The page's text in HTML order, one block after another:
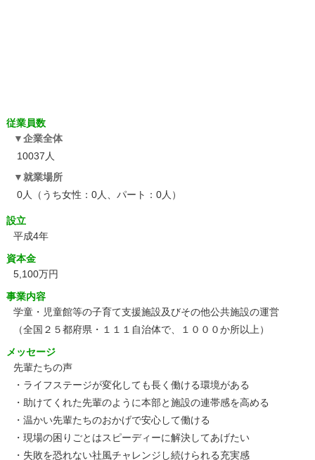
従業員数
企業全体
10037人
就業場所
0人（うち女性：0人、パート：0人）
設立
平成4年
資本金
5,100万円
事業内容
学童・児童館等の子育て支援施設及びその他公共施設の運営
（全国２５都府県・１１１自治体で、１０００か所以上）
メッセージ
先輩たちの声
・ライフステージが変化しても長く働ける環境がある
・助けてくれた先輩のように本部と施設の連帯感を高める
・温かい先輩たちのおかげで安心して働ける
・現場の困りごとはスピーディーに解決してあげたい
・失敗を恐れない社風チャレンジし続けられる充実感